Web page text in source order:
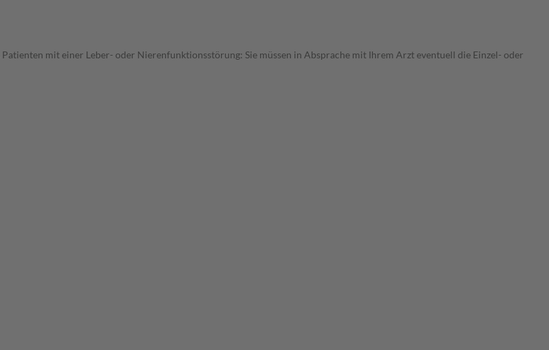
mit einer Leber- oder Nierenfunktionsstörung: Sie müssen in Absprache mit Ihrem Arzt eventuell die Einzel- oder